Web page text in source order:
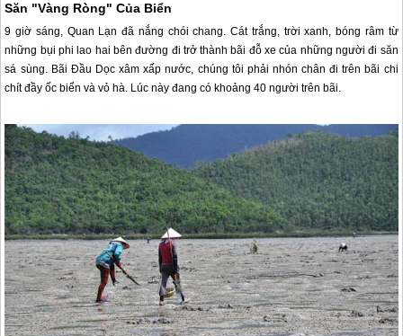
Săn "Vàng Ròng" Của Biển
9 giờ sáng, Quan Lạn đã nắng chói chang. Cát trắng, trời xanh, bóng râm từ
những bụi phi lao hai bên đường đi trở thành bãi đỗ xe của những người đi săn
sá sùng. Bãi Đầu Dọc xâm xấp nước, chúng tôi phải nhón chân đi trên bãi chi
chít đầy ốc biển và vỏ hà. Lúc này đang có khoảng 40 người trên bãi.